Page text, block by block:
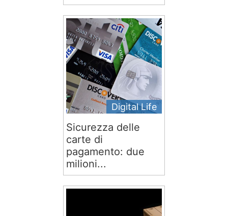
Digital Life
Sicurezza delle
carte di
pagamento: due
milioni...